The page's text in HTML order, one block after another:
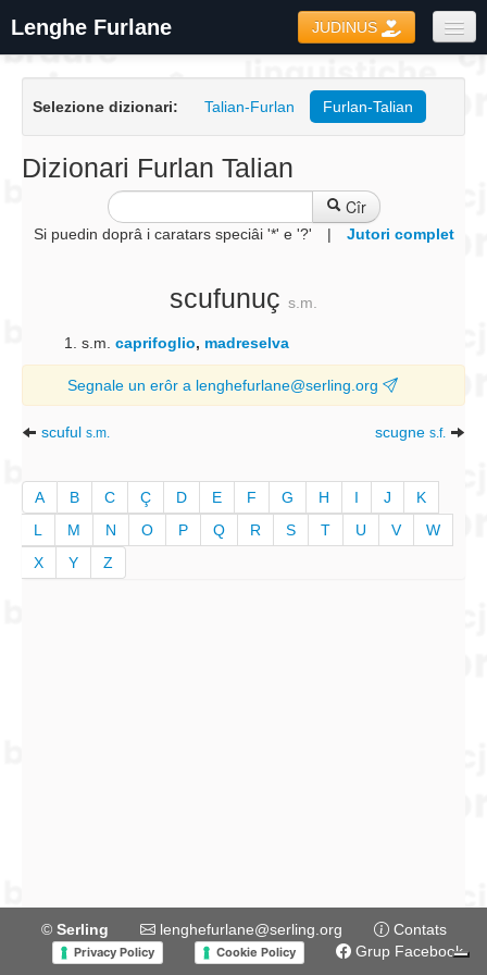
Lenghe Furlane JUDINUS
Formari
Coretôr Ortografic
Informazions
Selezione dizionari: Talian-Furlan Furlan-Talian
Dizionari Furlan Talian
Cîr
Si puedin doprâ i caratars speciâi '*' e '?' | Jutori complet
scufunuç s.m.
s.m. caprifoglio, madreselva
Segnale un erôr a lenghefurlane@serling.org
scuful s.m. scugne s.f.
A B C Ç D E F G H I J
K
L
M N O P Q R S T U V
W
X
Y Z
© Serling lenghefurlane@serling.org Contats
Privacy Policy Cookie Policy Grup Facebook